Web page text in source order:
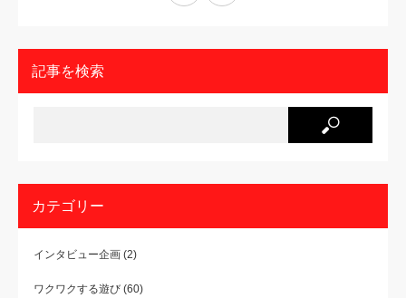
記事を検索
カテゴリー
インタビュー企画 (2)
ワクワクする遊び (60)